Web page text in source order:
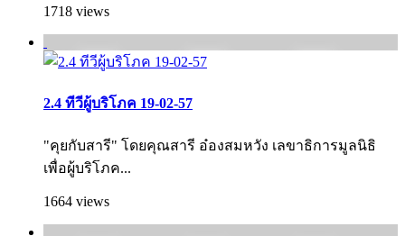
1718 views
2.4 ทีวีผู้บริโภค 19-02-57
"คุยกับสารี" โดยคุณสารี อ๋องสมหวัง เลขาธิการมูลนิธิ
เพื่อผู้บริโภค...
1664 views